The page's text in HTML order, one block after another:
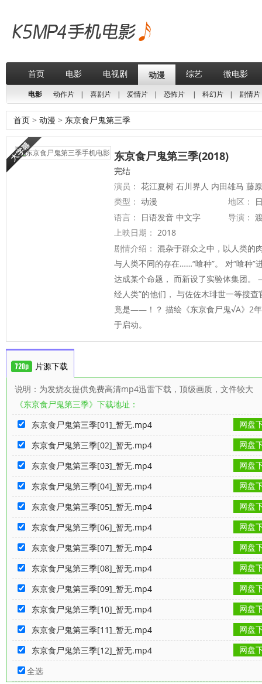
首页 电影 电视剧 动漫 综艺 微电影
电影 动作片 | 喜剧片 | 爱情片 | 恐怖片 | 科幻片 | 剧情片
首页 > 动漫 > 东京食尸鬼第三季
东京食尸鬼第三季(2018)
完结
演员： 花江夏树 石川界人 内田雄马 藤
类型： 动漫 地区：
语言：
日语发音 中文字 导演：
上映日期： 2018
剧情介绍： 混杂于群众之中，以人类的
与人类不同的存在……“喰种”。 对“喰种”
达成某个命题， 而新设了实验体集团
经人类”的他们， 与佐佐木琲世一等搜查
竟是——！？ 描绘《东京食尸鬼√A》2
于启动。
片源下载
说明：为发烧友提供免费高清mp4迅雷下载，顶级画质，文件较大
《东京食尸鬼第三季》下载地址：
东京食尸鬼第三季[01]_暂无.mp4
网盘
东京食尸鬼第三季[02]_暂无.mp4
网盘
东京食尸鬼第三季[03]_暂无.mp4
网盘
东京食尸鬼第三季[04]_暂无.mp4
网盘
东京食尸鬼第三季[05]_暂无.mp4
网盘
东京食尸鬼第三季[06]_暂无.mp4
网盘
东京食尸鬼第三季[07]_暂无.mp4
网盘
东京食尸鬼第三季[08]_暂无.mp4
网盘
东京食尸鬼第三季[09]_暂无.mp4
网盘
东京食尸鬼第三季[10]_暂无.mp4
网盘
东京食尸鬼第三季[11]_暂无.mp4
网盘
东京食尸鬼第三季[12]_暂无.mp4
网盘
全选